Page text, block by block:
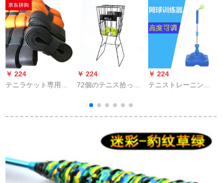
￥ 224
テニラケット専用の
の皮を持つグリップ
￥ 224
72個のテニス拾った
ったボール枠テニバ
スケットにテニスス
￥ 224
テニストレーニング
グルフィットネス付